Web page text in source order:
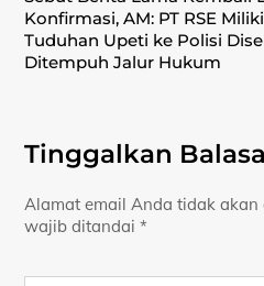
Konfirmasi, ‎AM: PT RSE
Tuduhan Upeti ke Polisi
Ditempuh Jalur Hukum
Tinggalkan
Alamat email Anda tidak
wajib ditandai*